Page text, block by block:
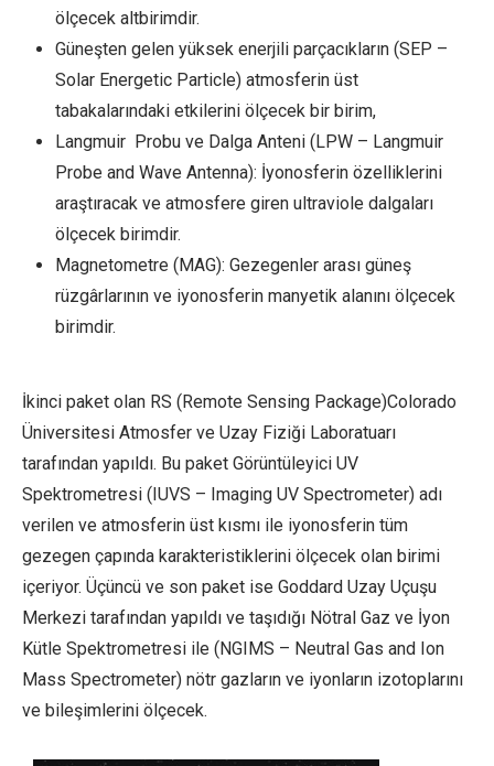
ölçecek altbirimdir.
Güneşten gelen yüksek enerjili parçacıkların (SEP –
Solar Energetic Particle) atmosferin üst
tabakalarındaki etkilerini ölçecek bir birim,
Langmuir Probu ve Dalga Anteni (LPW – Langmuir
Probe and Wave Antenna): İyonosferin özelliklerini
araştıracak ve atmosfere giren ultraviole dalgaları
ölçecek birimdir.
Magnetometre (MAG): Gezegenler arası güneş
rüzgârlarının ve iyonosferin manyetik alanını ölçecek
birimdir.
İkinci paket olan RS (Remote Sensing Package)Colorado
Üniversitesi Atmosfer ve Uzay Fiziği Laboratuarı
tarafından yapıldı. Bu paket Görüntüleyici UV
Spektrometresi (IUVS – Imaging UV Spectrometer) adı
verilen ve atmosferin üst kısmı ile iyonosferin tüm
gezegen çapında karakteristiklerini ölçecek olan birimi
içeriyor. Üçüncü ve son paket ise Goddard Uzay Uçuşu
Merkezi tarafından yapıldı ve taşıdığı Nötral Gaz ve İyon
Kütle Spektrometresi ile (NGIMS – Neutral Gas and Ion
Mass Spectrometer) nötr gazların ve iyonların izotoplarını
ve bileşimlerini ölçecek.